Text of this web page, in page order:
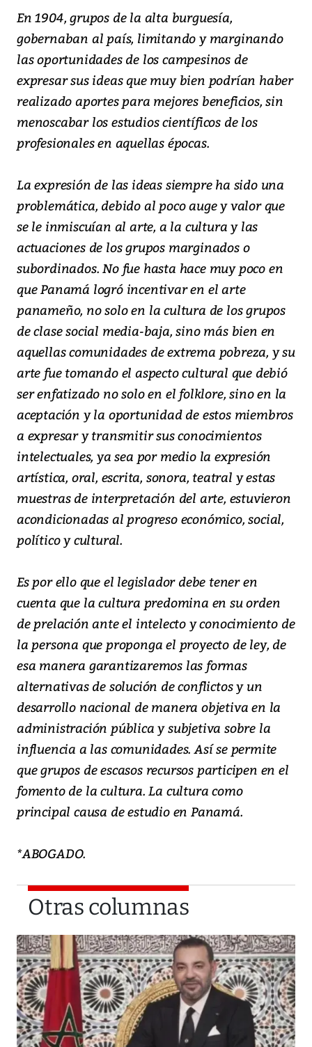
En 1904, grupos de la alta burguesía,
gobernaban al país, limitando y marginando
las oportunidades de los campesinos de
expresar sus ideas que muy bien podrían haber
realizado aportes para mejores beneficios, sin
menoscabar los estudios científicos de los
profesionales en aquellas épocas.
La expresión de las ideas siempre ha sido una
problemática, debido al poco auge y valor que
se le inmiscuían al arte, a la cultura y las
actuaciones de los grupos marginados o
subordinados. No fue hasta hace muy poco en
que Panamá logró incentivar en el arte
panameño, no solo en la cultura de los grupos
de clase social media-baja, sino más bien en
aquellas comunidades de extrema pobreza, y su
arte fue tomando el aspecto cultural que debió
ser enfatizado no solo en el folklore, sino en la
aceptación y la oportunidad de estos miembros
a expresar y transmitir sus conocimientos
intelectuales, ya sea por medio la expresión
artística, oral, escrita, sonora, teatral y estas
muestras de interpretación del arte, estuvieron
acondicionadas al progreso económico, social,
político y cultural.
Es por ello que el legislador debe tener en
cuenta que la cultura predomina en su orden
de prelación ante el intelecto y conocimiento de
la persona que proponga el proyecto de ley, de
esa manera garantizaremos las formas
alternativas de solución de conflictos y un
desarrollo nacional de manera objetiva en la
administración pública y subjetiva sobre la
influencia a las comunidades. Así se permite
que grupos de escasos recursos participen en el
fomento de la cultura. La cultura como
principal causa de estudio en Panamá.
*ABOGADO.
Otras columnas